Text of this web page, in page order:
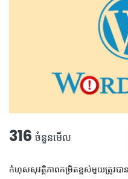
316 ចំនួនមើល
កំហុសសុវត្ថិភាពកម្រិតខ្ពស់មួយត្រូវប